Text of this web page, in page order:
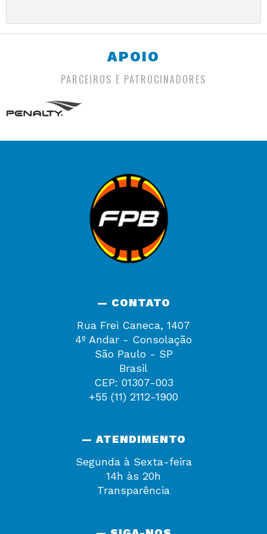
APOIO
PARCEIROS E PATROCINADORES
— CONTATO
Rua Frei Caneca, 1407
4º Andar - Consolação
São Paulo - SP
Brasil
CEP: 01307-003
+55 (11) 2112-1900
— ATENDIMENTO
Segunda à Sexta-feira
14h às 20h
Transparência